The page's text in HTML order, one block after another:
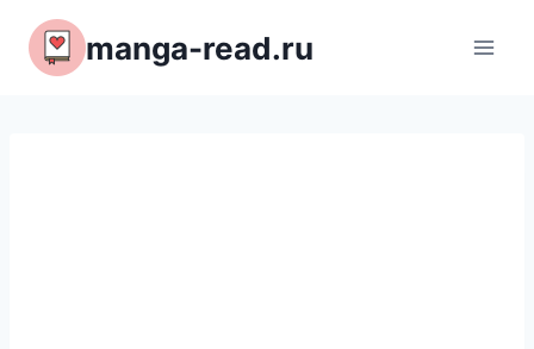
Перейти
содержимому
manga-read.ru